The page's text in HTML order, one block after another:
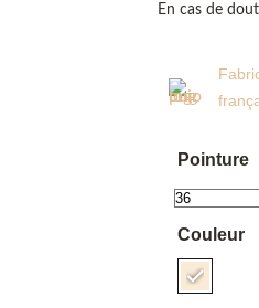
En cas de
Pointure
Couleur